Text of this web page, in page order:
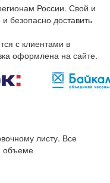
России. Свой и
безопасно доставить
с клиентами в
оформлена на сайте.
листу. Все
объеме